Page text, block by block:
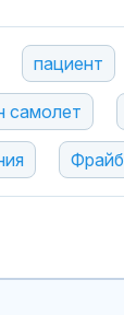
пациент
самолет